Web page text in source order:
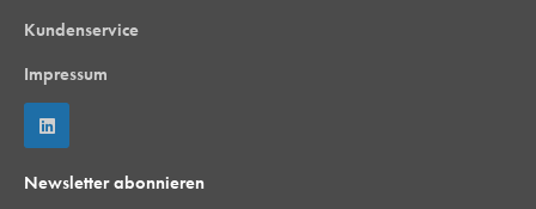
Kundenservice
Impressum
Newsletter abonnieren